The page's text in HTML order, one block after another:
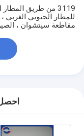
3119 من طريق
للمطار الجنوبي الغربي
مقاطعة سيتشوان ، الصين.